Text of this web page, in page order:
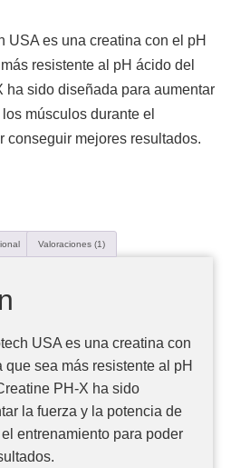
USA es una creatina con el pH
resistente al pH ácido del
ha sido diseñada para aumentar
músculos durante el
conseguir mejores resultados.
Valoraciones (1)
USA es una creatina con
sea más resistente al pH
PH-X ha sido
la fuerza y la potencia de
entrenamiento para poder